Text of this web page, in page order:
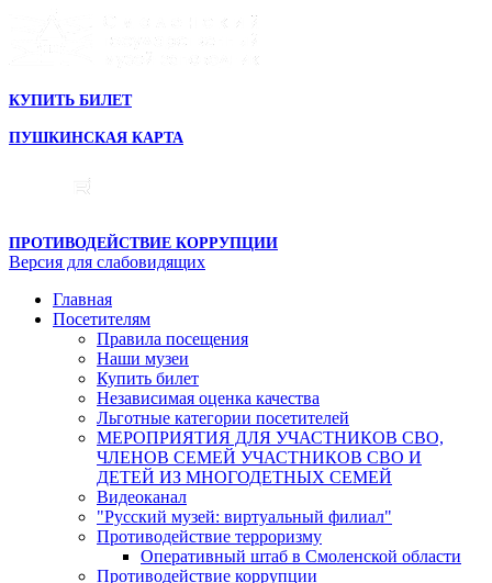
КУПИТЬ БИЛЕТ
ПУШКИНСКАЯ КАРТА
ПРОТИВОДЕЙСТВИЕ КОРРУПЦИИ
Версия для слабовидящих
Главная
Посетителям
Правила посещения
Наши музеи
Купить билет
Независимая оценка качества
Льготные категории посетителей
МЕРОПРИЯТИЯ ДЛЯ УЧАСТНИКОВ СВО,
ЧЛЕНОВ СЕМЕЙ УЧАСТНИКОВ СВО И
ДЕТЕЙ ИЗ МНОГОДЕТНЫХ СЕМЕЙ
Видеоканал
"Русский музей: виртуальный филиал"
Противодействие терроризму
Оперативный штаб в Смоленской области
Противодействие коррупции